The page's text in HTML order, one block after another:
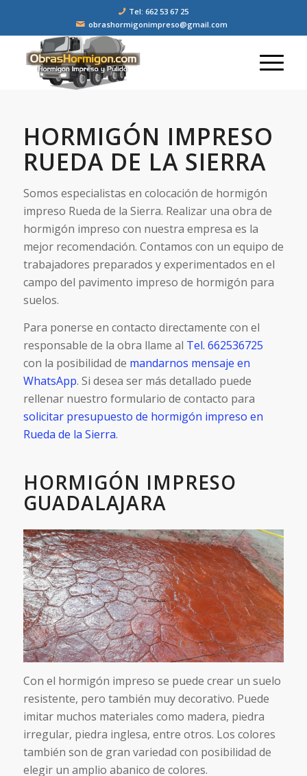
Tel: 662 53 67 25
obrashormigonimpreso@gmail.com
HORMIGÓN IMPRESO
RUEDA DE LA SIERRA
Somos especialistas en colocación de hormigón
impreso Rueda de la Sierra. Realizar una obra de
hormigón impreso con nuestra empresa es la
mejor recomendación. Contamos con un equipo de
trabajadores preparados y experimentados en el
campo del pavimento impreso de hormigón para
suelos.
Para ponerse en contacto directamente con el
responsable de la obra llame al Tel. 662536725
con la posibilidad de mandarnos mensaje en
WhatsApp. Si desea ser más detallado puede
rellenar nuestro formulario de contacto para
solicitar presupuesto de hormigón impreso en
Rueda de la Sierra.
HORMIGÓN IMPRESO
GUADALAJARA
Con el hormigón impreso se puede crear un suelo
resistente, pero también muy decorativo. Puede
imitar muchos materiales como madera, piedra
irregular, piedra inglesa, entre otros. Los colores
también son de gran variedad con posibilidad de
elegir un amplio abanico de colores.